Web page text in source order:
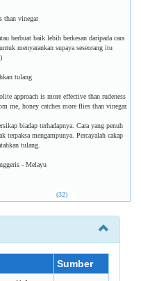
than vinegar
berbuat baik lebih berkesan daripada cara
menyarankan supaya seseorang itu
tulang
approach is more effective than rudeness
me, honey catches more flies than vinegar.
biadap terhadapnya. Cara yang penuh
terpaksa mengampunya. Percayalah cakap
tulang.
- Melayu
(32)
Sumber